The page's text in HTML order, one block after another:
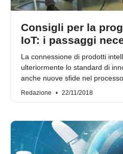
Consigli per la
IoT: i passaggi
La connessione di prodotti
ulteriormente lo standard di
anche nuove sfide nel processo
Redazione 22/11/2018